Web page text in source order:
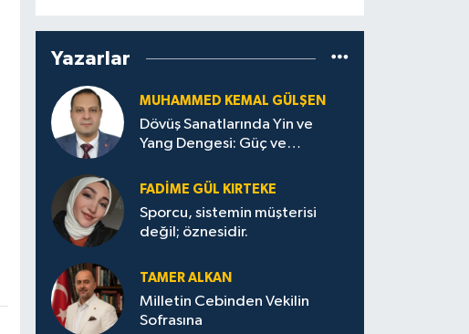
Yazarlar
MUHAMMED KEMAL GÜLŞEN
Dövüş Sanatlarında Yin ve
Yang Dengesi: Güç ve
FADIME GÜL KIRTEKE
Sporcu, sistemin müşterisi
değil; öznesidir.
TAMER ALKAN
Milletin Cebinden Vekilin
Sofrasına